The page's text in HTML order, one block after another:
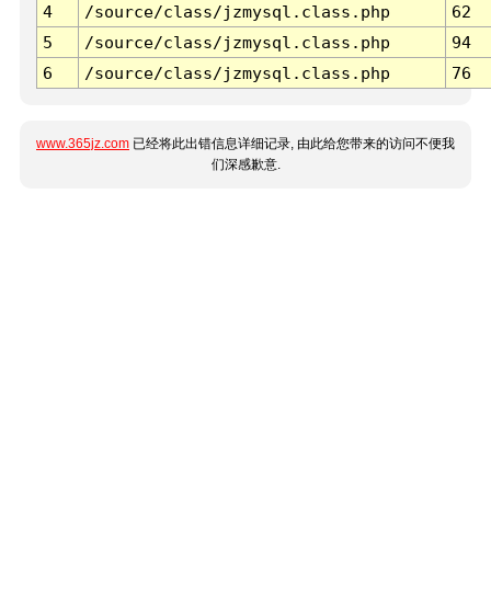
4
/source/class/jzmysql.class.php
62
5
/source/class/jzmysql.class.php
94
6
/source/class/jzmysql.class.php 76
www.365jz.com 已经将此出错信息详细记录, 由此给您带来的访问不便我
们深感歉意.